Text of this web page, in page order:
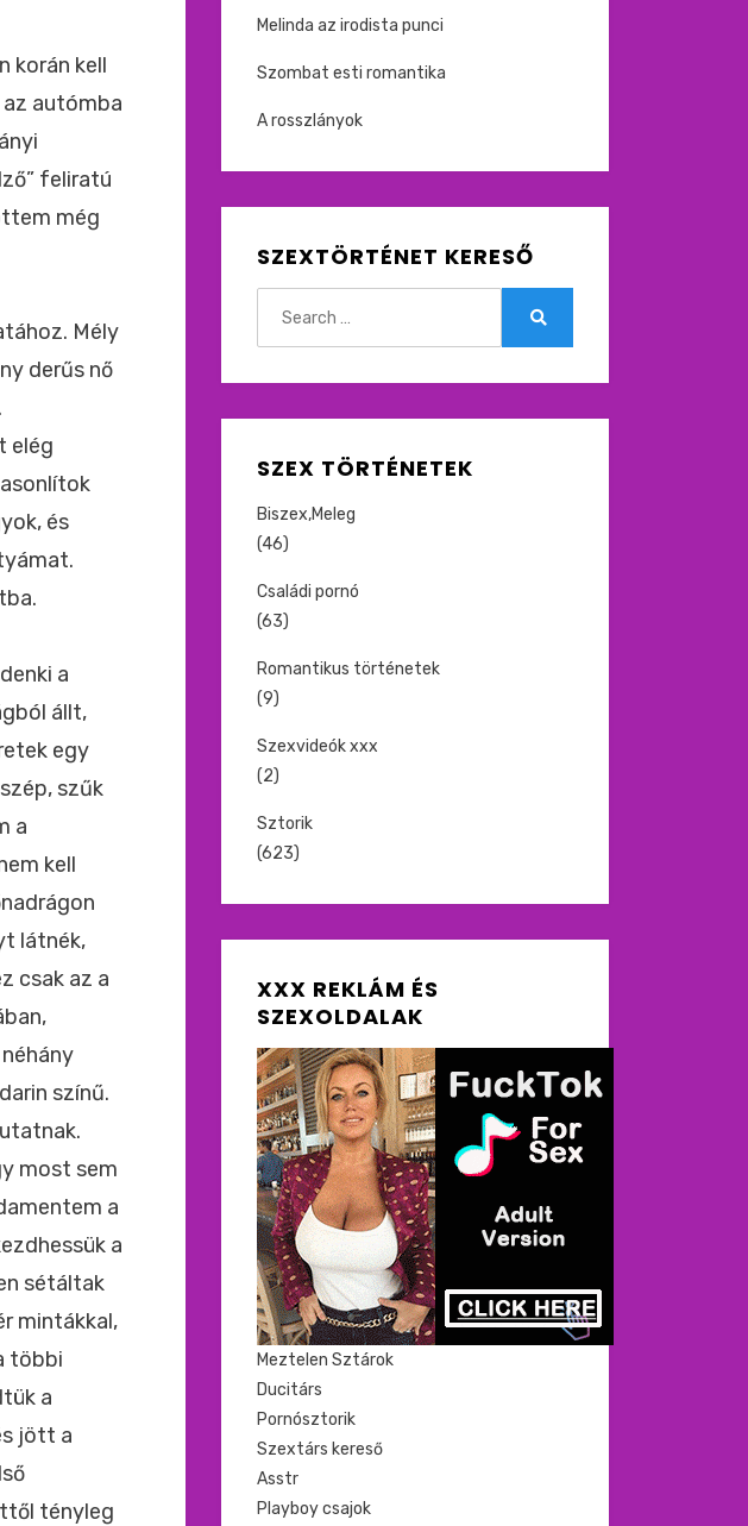
korán kell
autómba
feliratú
még
Mély
derűs nő
elég
és
a
állt,
egy
szűk
a
kell
látnék,
csak az a
színű.
most sem
a
a
sétáltak
mintákkal,
többi
a
jött a
tényleg
Melinda az irodista punci
Szombat esti romantika
A rosszlányok
SZEXTÖRTÉNET KERESŐ
SZEX TÖRTÉNETEK
Biszex,Meleg
(46)
Családi pornó
(63)
Romantikus történetek
(9)
Szexvideók xxx
(2)
Sztorik
(623)
XXX REKLÁM ÉS
SZEXOLDALAK
Meztelen Sztárok
Ducitárs
Pornósztorik
Szextárs kereső
Asstr
Playboy csajok